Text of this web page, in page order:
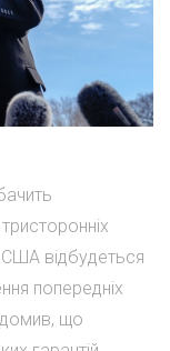
відбудеться
попередніх
що